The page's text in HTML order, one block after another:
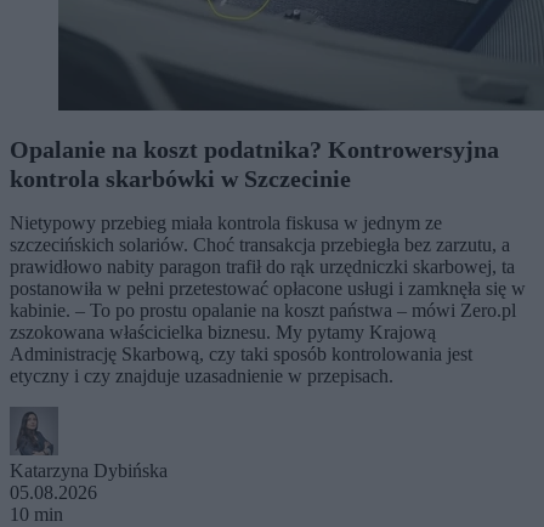
Opalanie na koszt podatnika? Kontrowersyjna
kontrola skarbówki w Szczecinie
Nietypowy przebieg miała kontrola fiskusa w jednym ze
szczecińskich solariów. Choć transakcja przebiegła bez zarzutu, a
prawidłowo nabity paragon trafił do rąk urzędniczki skarbowej, ta
postanowiła w pełni przetestować opłacone usługi i zamknęła się w
kabinie. – To po prostu opalanie na koszt państwa – mówi Zero.pl
zszokowana właścicielka biznesu. My pytamy Krajową
Administrację Skarbową, czy taki sposób kontrolowania jest
etyczny i czy znajduje uzasadnienie w przepisach.
Katarzyna Dybińska
05.08.2026
10 min